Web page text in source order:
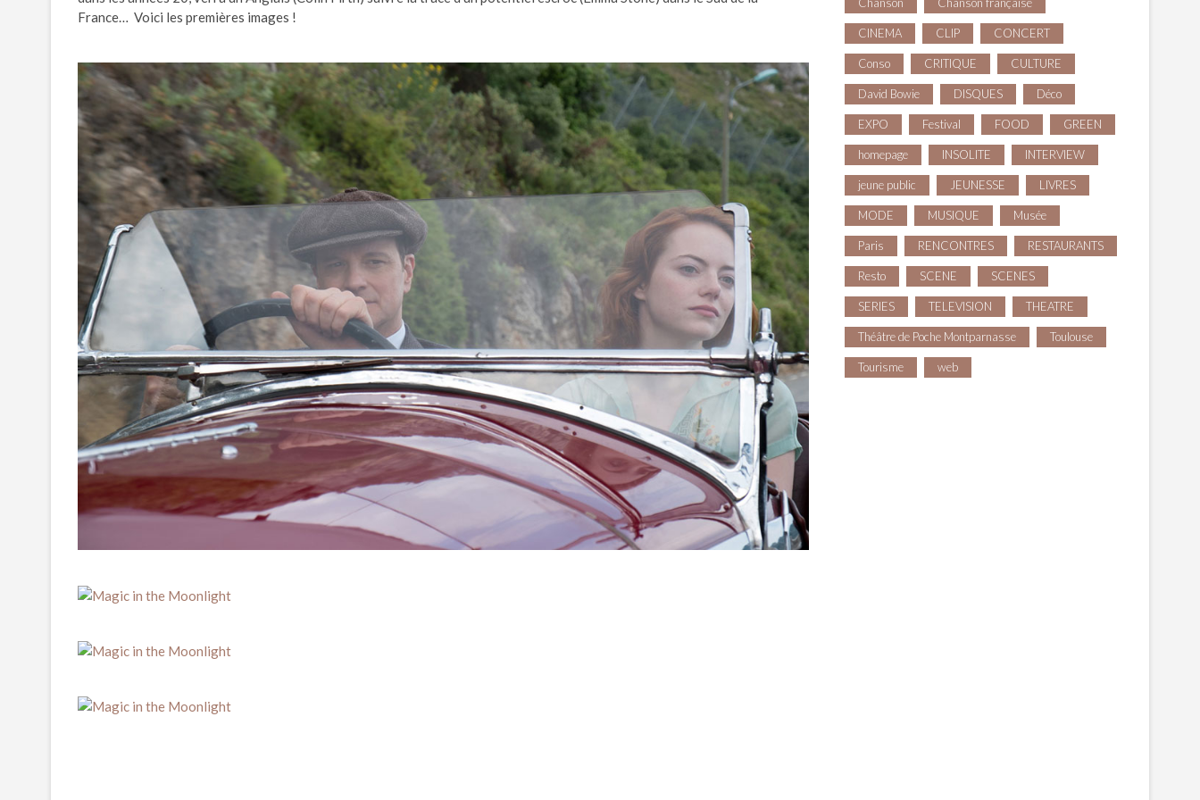
France… Voici les premières images !
CINEMA CLIP CONCERT
Conso CRITIQUE CULTURE
David Bowie DISQUES Déco
EXPO Festival FOOD GREEN
homepage INSOLITE INTERVIEW
jeune public JEUNESSE LIVRES
MODE MUSIQUE Musée
Paris RENCONTRES RESTAURANTS
Resto SCENE SCENES
SERIES TELEVISION THEATRE
Théâtre de Poche Montparnasse Toulouse
Tourisme web